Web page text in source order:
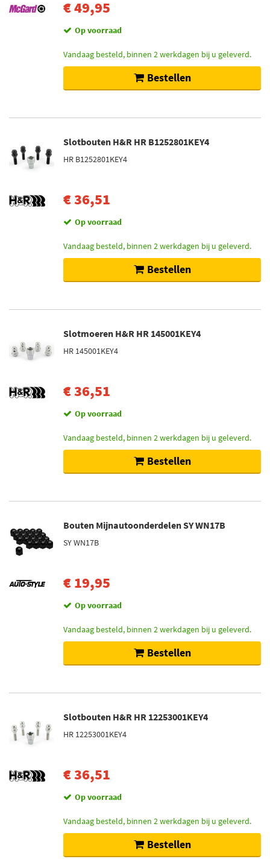
€ 49,95
Op voorraad
Vandaag besteld, binnen 2 werkdagen bij u geleverd.
Bestellen
Slotbouten H&R HR B1252801KEY4
HR B1252801KEY4
€ 36,51
Op voorraad
Vandaag besteld, binnen 2 werkdagen bij u geleverd.
Bestellen
Slotmoeren H&R HR 145001KEY4
HR 145001KEY4
€ 36,51
Op voorraad
Vandaag besteld, binnen 2 werkdagen bij u geleverd.
Bestellen
Bouten Mijnautoonderdelen SY WN17B
SY WN17B
€ 19,95
Op voorraad
Vandaag besteld, binnen 2 werkdagen bij u geleverd.
Bestellen
Slotbouten H&R HR 12253001KEY4
HR 12253001KEY4
€ 36,51
Op voorraad
Vandaag besteld, binnen 2 werkdagen bij u geleverd.
Bestellen